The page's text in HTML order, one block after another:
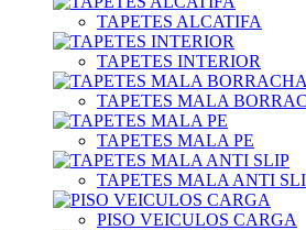
TAPETES ALCATIFA
TAPETES INTERIOR
TAPETES MALA
TAPETES MALA PE
TAPETES MALA ANTI
PISO VEICULOS CARGA